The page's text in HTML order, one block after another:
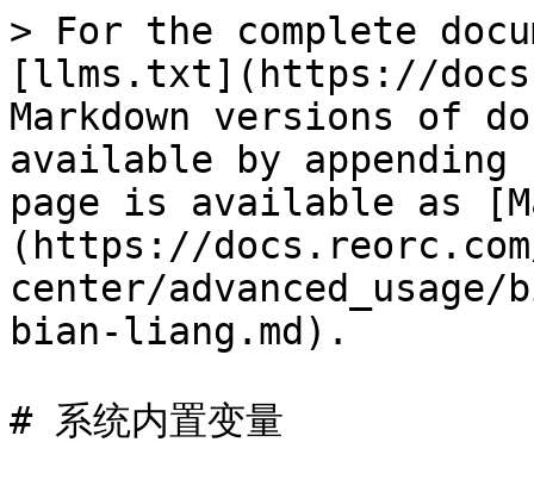
> For the complete
[llms.txt](https://
Markdown versions of
available by
page is available as
(https://
center/
bian-liang.md).
# 系统内置变量